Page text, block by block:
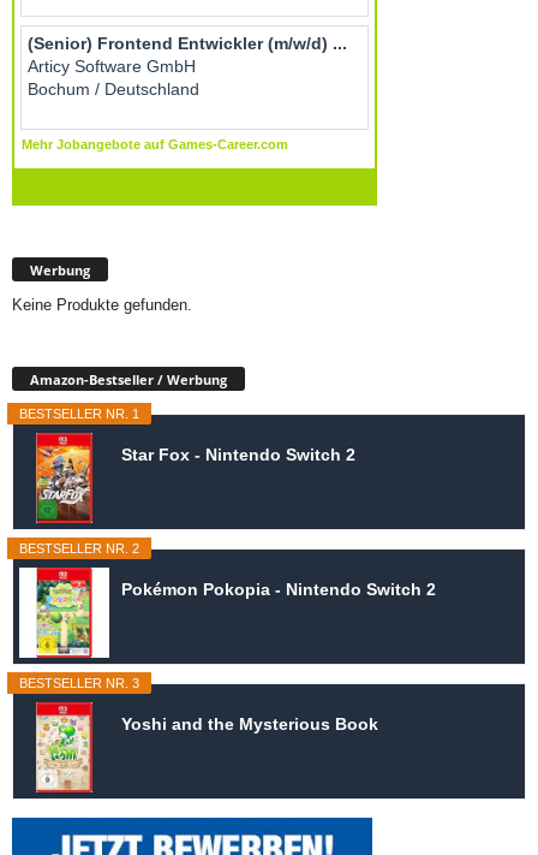
Werbung
Keine Produkte gefunden.
Amazon-Bestseller / Werbung
BESTSELLER NR. 1
Star Fox - Nintendo Switch 2
BESTSELLER NR. 2
Pokémon Pokopia - Nintendo Switch 2
BESTSELLER NR. 3
Yoshi and the Mysterious Book